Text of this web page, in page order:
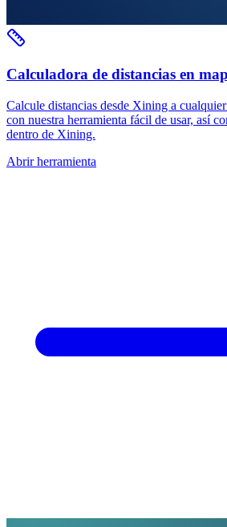
Calculadora de distancias en
Calcule distancias desde Xining a
con nuestra herramienta fácil de usar, así
dentro de Xining.
Abrir herramienta